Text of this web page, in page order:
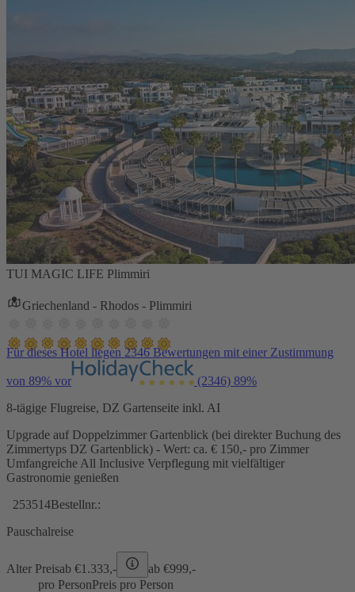
TUI MAGIC LIFE Plimmiri
Griechenland - Rhodos - Plimmiri
Für dieses Hotel liegen 2346 Bewertungen mit einer Zustimmung
von 89% vor (2346) 89%
8-tägige Flugreise, DZ Gartenseite inkl. AI
Upgrade auf Doppelzimmer Gartenblick (bei direkter Buchung des
Zimmertyps DZ Gartenblick) - Wert: ca. € 150,- pro Zimmer
Umfangreiche All Inclusive Verpflegung mit vielfältiger
Gastronomie genießen
253514Bestellnr.:
Pauschalreise
Alter Preisab €1.333,- ab €999,-
pro PersonPreis pro Person